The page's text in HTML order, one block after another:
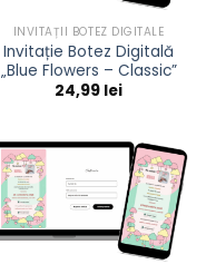
INVITAȚII BOTEZ DIGITALE
Invitație Botez Digitală
„Blue Flowers – Classic”
24,99 lei